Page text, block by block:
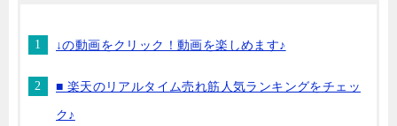
↓の動画をクリック！動画を楽しめます♪
■ 楽天のリアルタイム売れ筋人気ランキングをチェッ
ク♪